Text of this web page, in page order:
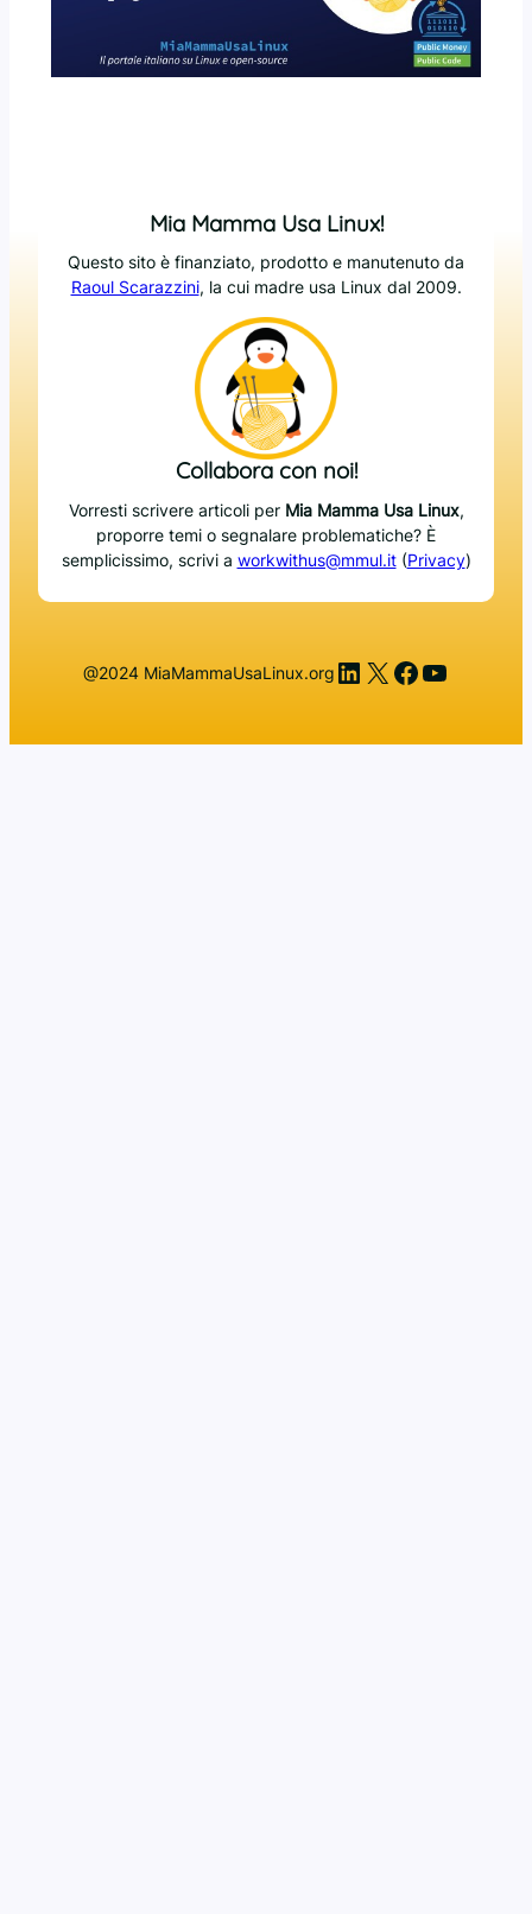
Mia Mamma Usa Linux!
Questo sito è finanziato, prodotto e manutenuto da
Raoul Scarazzini, la cui madre usa Linux dal 2009.
Collabora con noi!
Vorresti scrivere articoli per Mia Mamma Usa Linux,
proporre temi o segnalare problematiche? È
semplicissimo, scrivi a workwithus@mmul.it(Privacy)
@2024 MiaMammaUsaLinux.org LinkedIn
X Facebook